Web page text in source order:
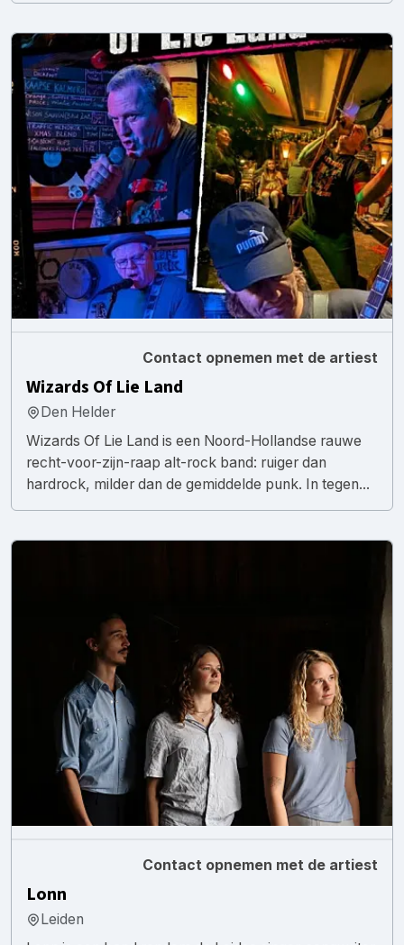
Contact opnemen met de artiest
Wizards Of Lie Land
Den Helder
Wizards Of Lie Land is een Noord-Hollandse rauwe
recht-voor-zijn-raap alt-rock band: ruiger dan
hardrock, milder dan de gemiddelde punk. In tegen...
Contact opnemen met de artiest
Lonn
Leiden